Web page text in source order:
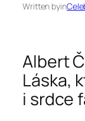
Written byin
Albert
Láska,
i srdce